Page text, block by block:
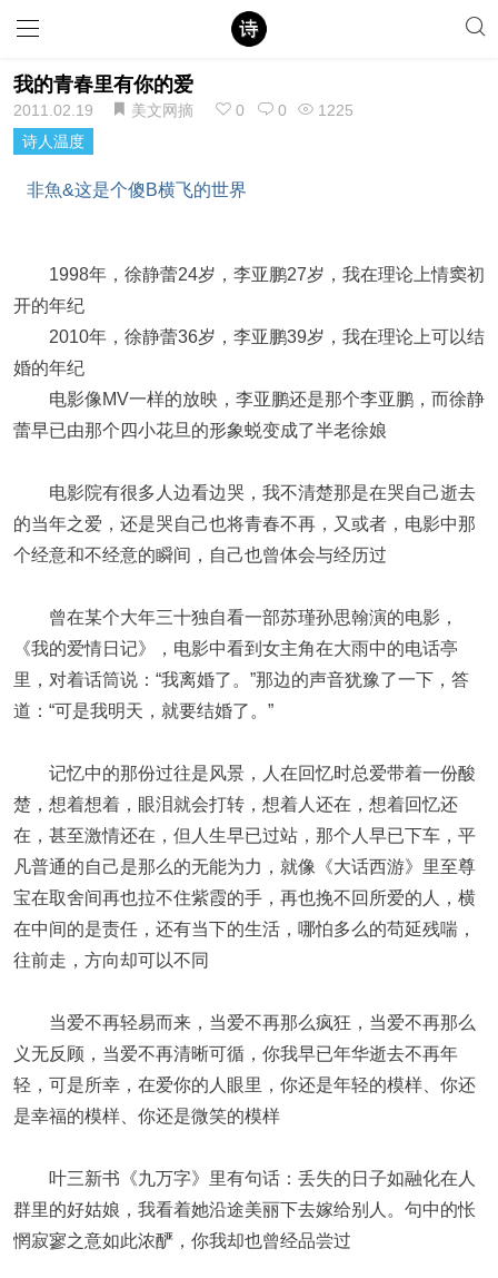
我的青春里有你的爱
2011.02.19 美文网摘 0 0
1225
诗人温度
非魚&这是个傻B横飞的世界
1998年，徐静蕾24岁，李亚鹏27岁，我在理论上情窦初
开的年纪
2010年，徐静蕾36岁，李亚鹏39岁，我在理论上可以结
婚的年纪
电影像MV一样的放映，李亚鹏还是那个李亚鹏，而徐静
蕾早已由那个四小花旦的形象蜕变成了半老徐娘
电影院有很多人边看边哭，我不清楚那是在哭自己逝去
的当年之爱，还是哭自己也将青春不再，又或者，电影中那
个经意和不经意的瞬间，自己也曾体会与经历过
曾在某个大年三十独自看一部苏瑾孙思翰演的电影，
《我的爱情日记》，电影中看到女主角在大雨中的电话亭
里，对着话筒说：“我离婚了。”那边的声音犹豫了一下，答
道：“可是我明天，就要结婚了。”
记忆中的那份过往是风景，人在回忆时总爱带着一份酸
楚，想着想着，眼泪就会打转，想着人还在，想着回忆还
在，甚至激情还在，但人生早已过站，那个人早已下车，平
凡普通的自己是那么的无能为力，就像《大话西游》里至尊
宝在取舍间再也拉不住紫霞的手，再也挽不回所爱的人，横
在中间的是责任，还有当下的生活，哪怕多么的苟延残喘，
往前走，方向却可以不同
当爱不再轻易而来，当爱不再那么疯狂，当爱不再那么
义无反顾，当爱不再清晰可循，你我早已年华逝去不再年
轻，可是所幸，在爱你的人眼里，你还是年轻的模样、你还
是幸福的模样、你还是微笑的模样
叶三新书《九万字》里有句话：丢失的日子如融化在人
群里的好姑娘，我看着她沿途美丽下去嫁给别人。句中的怅
惘寂寥之意如此浓酽，你我却也曾经品尝过